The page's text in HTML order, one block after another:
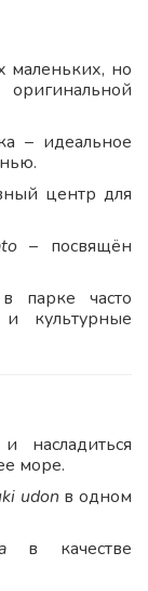
маленьких, но
– идеальное
центр для
– посвящён
парке часто
культурные
насладиться
море.
udon в одном
в качестве